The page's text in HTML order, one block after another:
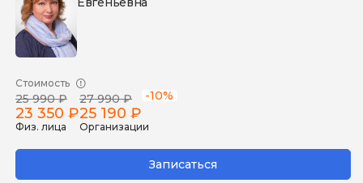
Стоимость
25 990 ₽
23 350 ₽
Физ. лица
27 990 ₽ -10%
25 190 ₽
Организации
Записаться